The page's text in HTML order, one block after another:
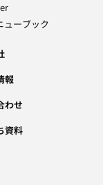
ューブック
報
わせ
資料